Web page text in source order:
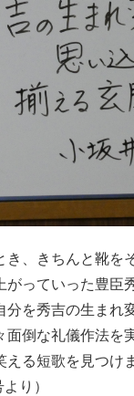
き、きちんと靴を
がっていった豊臣
分を秀吉の生まれ
面倒な礼儀作法を
る短歌を見つけ
り）